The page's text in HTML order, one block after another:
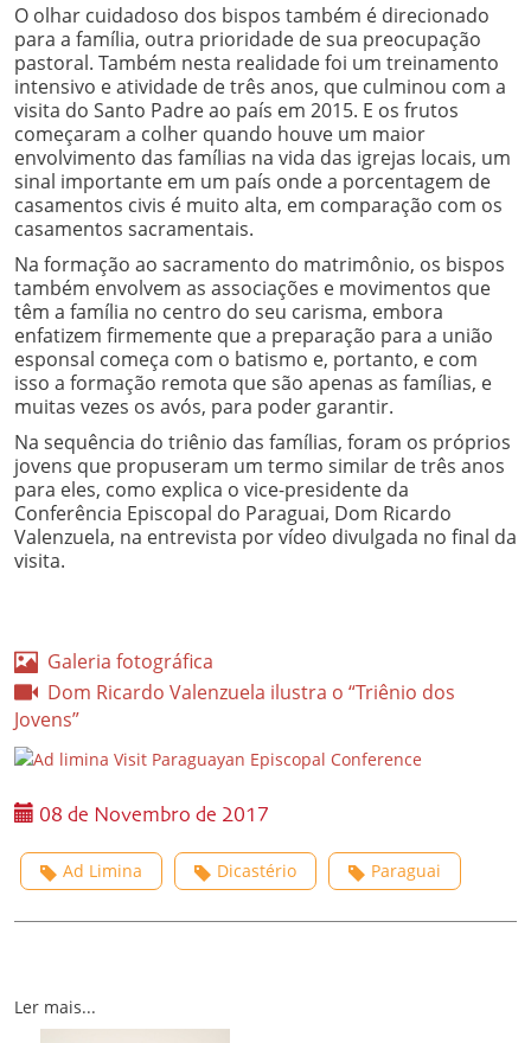
O olhar cuidadoso dos bispos também é direcionado
para a família, outra prioridade de sua preocupação
pastoral. Também nesta realidade foi um treinamento
intensivo e atividade de três anos, que culminou com a
visita do Santo Padre ao país em 2015. E os frutos
começaram a colher quando houve um maior
envolvimento das famílias na vida das igrejas locais, um
sinal importante em um país onde a porcentagem de
casamentos civis é muito alta, em comparação com os
casamentos sacramentais.
Na formação ao sacramento do matrimônio, os bispos
também envolvem as associações e movimentos que
têm a família no centro do seu carisma, embora
enfatizem firmemente que a preparação para a união
esponsal começa com o batismo e, portanto, e com
isso a formação remota que são apenas as famílias, e
muitas vezes os avós, para poder garantir.
Na sequência do triênio das famílias, foram os próprios
jovens que propuseram um termo similar de três anos
para eles, como explica o vice-presidente da
Conferência Episcopal do Paraguai, Dom Ricardo
Valenzuela, na entrevista por vídeo divulgada no final da
visita.
Galeria fotográfica
Dom Ricardo Valenzuela ilustra o “Triênio dos
Jovens”
08 de Novembro de 2017
Ad Limina Dicastério Paraguai
Ler mais...